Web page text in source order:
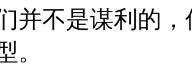
并不是谋利的
。